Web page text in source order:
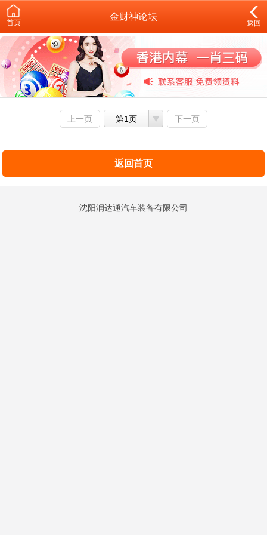
首页
金财神论坛
返回
上一页 第1页 下一页
返回首页
沈阳润达通汽车装备有限公司